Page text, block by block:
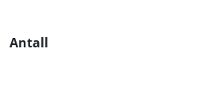
Antall